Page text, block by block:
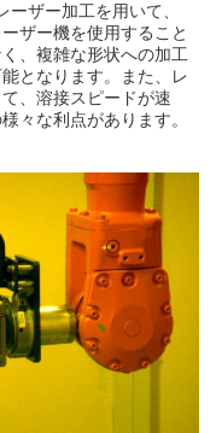
ザー加工を用いて、
ザー機を使用すること
、複雑な形状への加工
となります。また、レ
、溶接スピードが速
々な利点があります。